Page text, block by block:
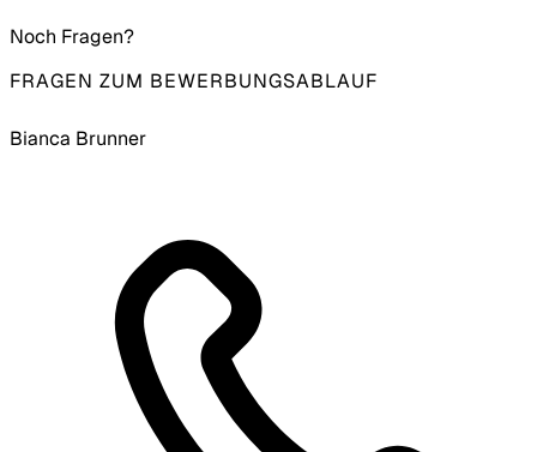
Noch Fragen?
FRAGEN ZUM BEWERBUNGSABLAUF
Bianca Brunner